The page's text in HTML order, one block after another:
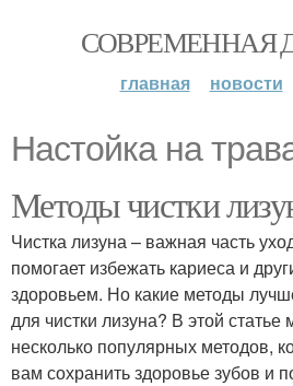
СОВРЕМЕННАЯ
главная новости
Настойка на
Методы чистки
Чистка лизуна – важная часть
помогает избежать кариеса и
здоровьем. Но какие методы
для чистки лизуна? В этой
несколько популярных методов,
вам сохранить здоровье зубов и